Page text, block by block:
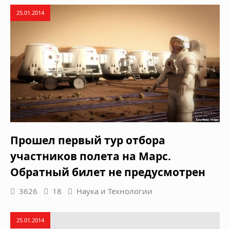
25.01.2014
Прошел первый тур отбора
участников полета на Марс.
Обратный билет не предусмотрен
3626 18 Наука и Технологии
25.01.2014